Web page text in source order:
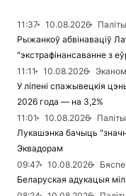
11:37 10.08.2026
Рыжанкоў абвінаваціў
"экстрафінансаванне з
11:11
10.08.2026
У ліпені спажывецкія
2026 года — на 3,2%
11:01
10.08.2026
Лукашэнка бачыць
Эквадорам
09:47
10.08.2026
Беларуская адукацыя